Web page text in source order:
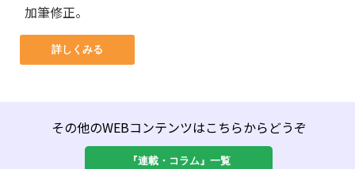
加筆修正。
詳しくみる
その他のWEBコンテンツはこちらからどうぞ
『連載・コラム』一覧